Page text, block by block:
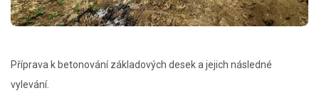
Příprava k betonování základových desek a jejich následné
vylevání.